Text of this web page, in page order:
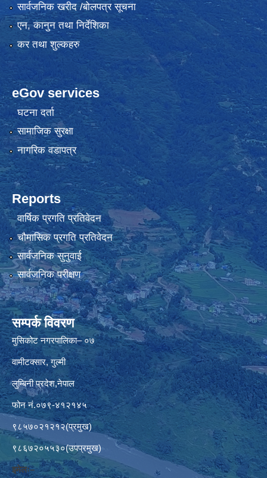
सार्वजनिक खरीद /बोलपत्र सूचना
एन, कानुन तथा निर्देशिका
कर तथा शुल्कहरु
eGov services
घटना दर्ता
सामाजिक सुरक्षा
नागरिक वडापत्र
Reports
वार्षिक प्रगति प्रतिवेदन
चौमासिक प्रगति प्रतिवेदन
सार्वजनिक सुनुवाई
सार्वजनिक परीक्षण
सम्पर्क विवरण
मुसिकोट नगरपालिका– ०७
वामीटक्सार, गुल्मी
लुम्बिनी प्रदेश,नेपाल
फोन नं.०७९-४१२१४५
९८५७०२१२१२(प्रमुख)
९८६७२०५५३०(उपप्रमुख)
इमेलः–